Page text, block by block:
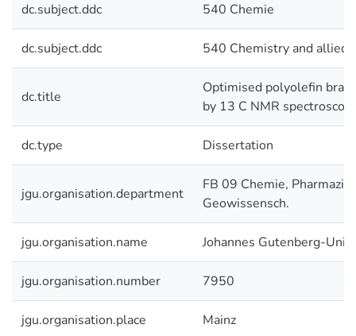
dc.subject.ddc 540 Chemie
dc.subject.ddc 540 Chemistry and allied
dc.title
Optimised polyolefin
by 13 C NMR
dc.type Dissertation
jgu.organisation.department
FB 09 Chemie, Pharmazie
Geowissensch.
jgu.organisation.name Johannes Gutenberg-
jgu.organisation.number 7950
jgu.organisation.place Mainz